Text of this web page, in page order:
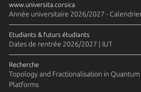
www.universita.corsica
Année universitaire 2026/2027 -
Etudiants & futurs étudiants
Dates de rentrée 2026/2027 | IUT
Recherche
Topology and Fractionalisation in
Platforms